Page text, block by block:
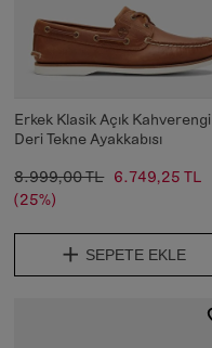
Erkek Klasik Açık Kahverengi
Deri Tekne Ayakkabısı
8.999,00 TL 6.749,25 TL
(25%)
SEPETE EKLE